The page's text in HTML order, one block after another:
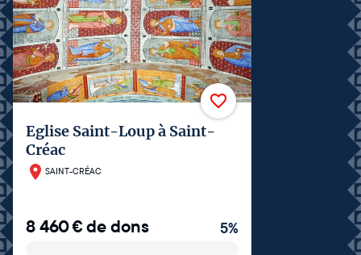
Eglise Saint-Loup à Saint-
Créac
SAINT-CRÉAC
8 460€de dons 5%